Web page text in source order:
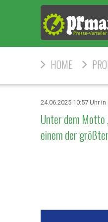
HOME
24.06.2025 10:57 Uhr in
Unter dem Motto
einem der